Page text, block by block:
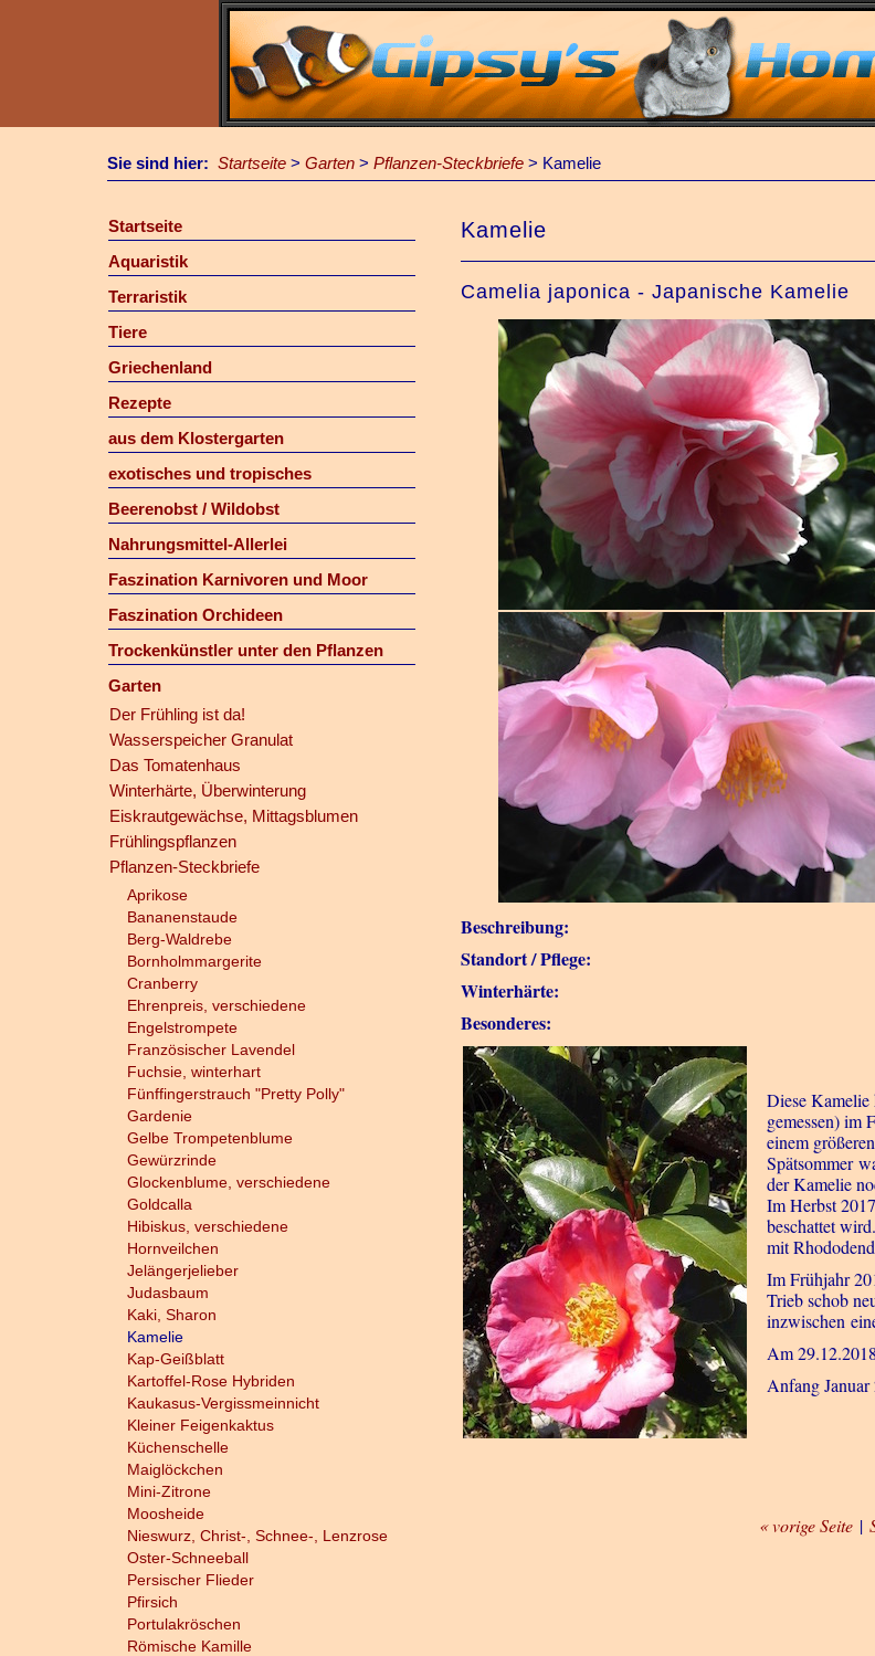
Sie sind hier: Startseite > Garten > Pflanzen-Steckbriefe > Kamelie
Startseite
Aquaristik
Terraristik
Tiere
Griechenland
Rezepte
aus dem Klostergarten
exotisches und tropisches
Beerenobst / Wildobst
Nahrungsmittel-Allerlei
Faszination Karnivoren und Moor
Faszination Orchideen
Trockenkünstler unter den Pflanzen
Garten
Der Frühling ist da!
Wasserspeicher Granulat
Das Tomatenhaus
Winterhärte, Überwinterung
Eiskrautgewächse, Mittagsblumen
Frühlingspflanzen
Pflanzen-Steckbriefe
Aprikose
Bananenstaude
Berg-Waldrebe
Bornholmmargerite
Cranberry
Ehrenpreis, verschiedene
Engelstrompete
Französischer Lavendel
Fuchsie, winterhart
Fünffingerstrauch "Pretty Polly"
Gardenie
Gelbe Trompetenblume
Gewürzrinde
Glockenblume, verschiedene
Goldcalla
Hibiskus, verschiedene
Hornveilchen
Jelängerjelieber
Judasbaum
Kaki, Sharon
Kamelie
Kap-Geißblatt
Kartoffel-Rose Hybriden
Kaukasus-Vergissmeinnicht
Kleiner Feigenkaktus
Küchenschelle
Maiglöckchen
Mini-Zitrone
Moosheide
Nieswurz, Christ-, Schnee-, Lenzrose
Oster-Schneeball
Persischer Flieder
Pfirsich
Portulakröschen
Römische Kamille
Kamelie
Camelia japonica - Japanische Kamelie
Beschreibung:
Standort / Pflege:
Winterhärte:
Besonderes:
Diese
gemessen) im
einem
Spätsommer
der Kamelie
Im Herbst
beschattet
mit
Im Frühjahr
Trieb schob
inzwischen
Am
Anfang
« vorige Seite |